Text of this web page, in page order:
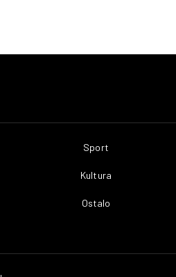
Sport
Kultura
Ostalo